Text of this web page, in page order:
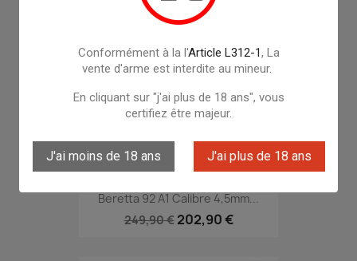
Conformément à la l'Article L312-1, La
vente d'arme est interdite au mineur.
En cliquant sur "j'ai plus de 18 ans", vous
certifiez être majeur.
J'ai moins de 18 ans J'ai plus de 18 ans
Beretta 92 A1 Calibre 4,5mm...
249,90 € 202,90 €
RUPTURE DE STOCK